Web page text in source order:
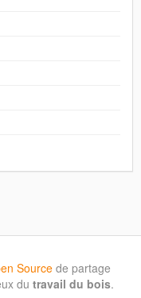
Sourcede partage
du travail du bois.